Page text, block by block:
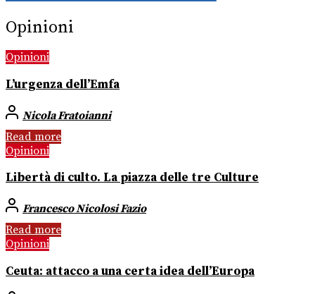
Opinioni
Opinioni
L’urgenza dell’Emfa
Nicola Fratoianni
Read more
Opinioni
Libertà di culto. La piazza delle tre Culture
Francesco Nicolosi Fazio
Read more
Opinioni
Ceuta: attacco a una certa idea dell’Europa